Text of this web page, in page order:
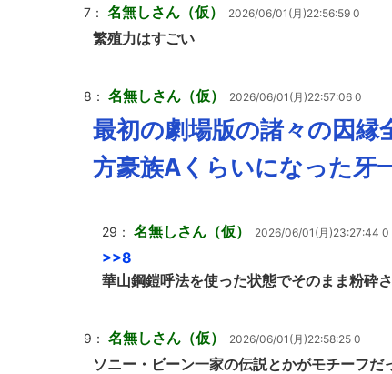
7： 名無しさん（仮） 2026/06/01(月)22:56:59 0
繁殖力はすごい
8： 名無しさん（仮） 2026/06/01(月)22:57:06 0
最初の劇場版の諸々の因
方豪族Aくらいになった牙
29： 名無しさん（仮） 2026/06/01(月)23:27:44 0
>>8
華山鋼鎧呼法を使った状態でそのまま粉砕
9： 名無しさん（仮） 2026/06/01(月)22:58:25 0
ソニー・ビーン一家の伝説とかがモチーフだ